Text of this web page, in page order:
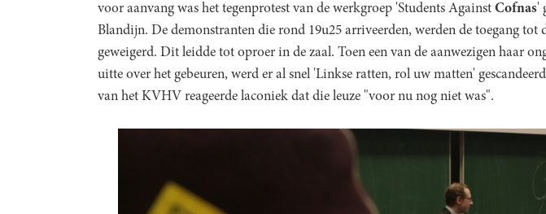
voor aanvang was het tegenprotest van de werkgroep 'Students Against Cofnas'
Blandijn. De demonstranten die rond 19u25 arriveerden, werden de toegang tot
geweigerd. Dit leidde tot oproer in de zaal. Toen een van de aanwezigen haar
uitte over het gebeuren, werd er al snel 'Linkse ratten, rol uw matten'
van het KVHV reageerde laconiek dat die leuze "voor nu nog niet was".